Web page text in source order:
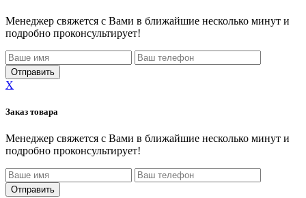
Менеджер свяжется с Вами в ближайшие несколько минут и
подробно проконсультирует!
X
Заказ товара
Менеджер свяжется с Вами в ближайшие несколько минут и
подробно проконсультирует!